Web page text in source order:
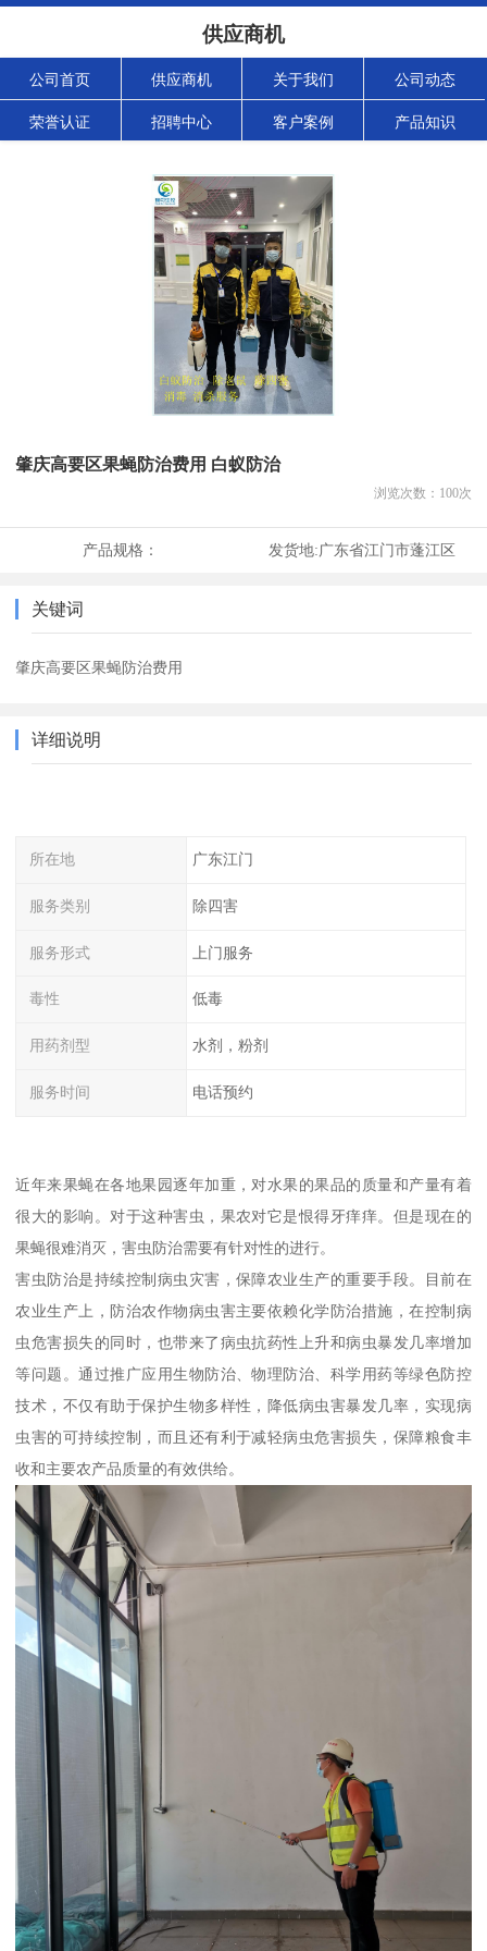
供应商机
公司首页 供应商机 关于我们 公司动态
荣誉认证 招聘中心 客户案例 产品知识
肇庆高要区果蝇防治费用 白蚁防治
浏览次数： 100次
产品规格： 发货地:广东省江门市蓬江区
关键词
肇庆高要区果蝇防治费用
详细说明
所在地 广东江门
服务类别 除四害
服务形式 上门服务
毒性 低毒
用药剂型 水剂，粉剂
服务时间 电话预约
近年来果蝇在各地果园逐年加重，对水果的果品的质量和产量有着
很大的影响。对于这种害虫，果农对它是恨得牙痒痒。但是现在的
果蝇很难消灭，害虫防治需要有针对性的进行。
害虫防治是持续控制病虫灾害，保障农业生产的重要手段。目前在
农业生产上，防治农作物病虫害主要依赖化学防治措施，在控制病
虫危害损失的同时，也带来了病虫抗药性上升和病虫暴发几率增加
等问题。通过推广应用生物防治、物理防治、科学用药等绿色防控
技术，不仅有助于保护生物多样性，降低病虫害暴发几率，实现病
虫害的可持续控制，而且还有利于减轻病虫危害损失，保障粮食丰
收和主要农产品质量的有效供给。